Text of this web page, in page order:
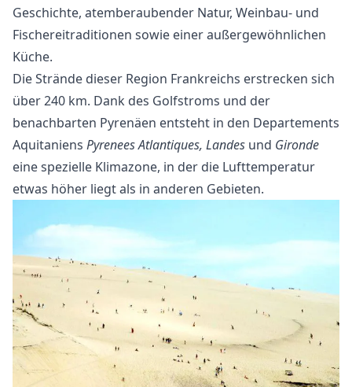
Geschichte, atemberaubender Natur, Weinbau- und
Fischereitraditionen sowie einer außergewöhnlichen
Küche.
Die Strände dieser Region Frankreichs erstrecken sich
über 240 km. Dank des Golfstroms und der
benachbarten Pyrenäen entsteht in den Departements
Aquitaniens Pyrenees Atlantiques, Landes und Gironde
eine spezielle Klimazone, in der die Lufttemperatur
etwas höher liegt als in anderen Gebieten.